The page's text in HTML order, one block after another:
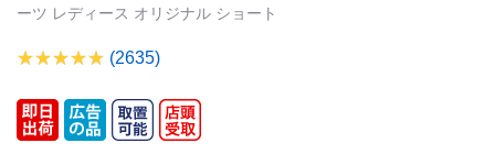
ーツ レディース オリジナル ショート
(2635)